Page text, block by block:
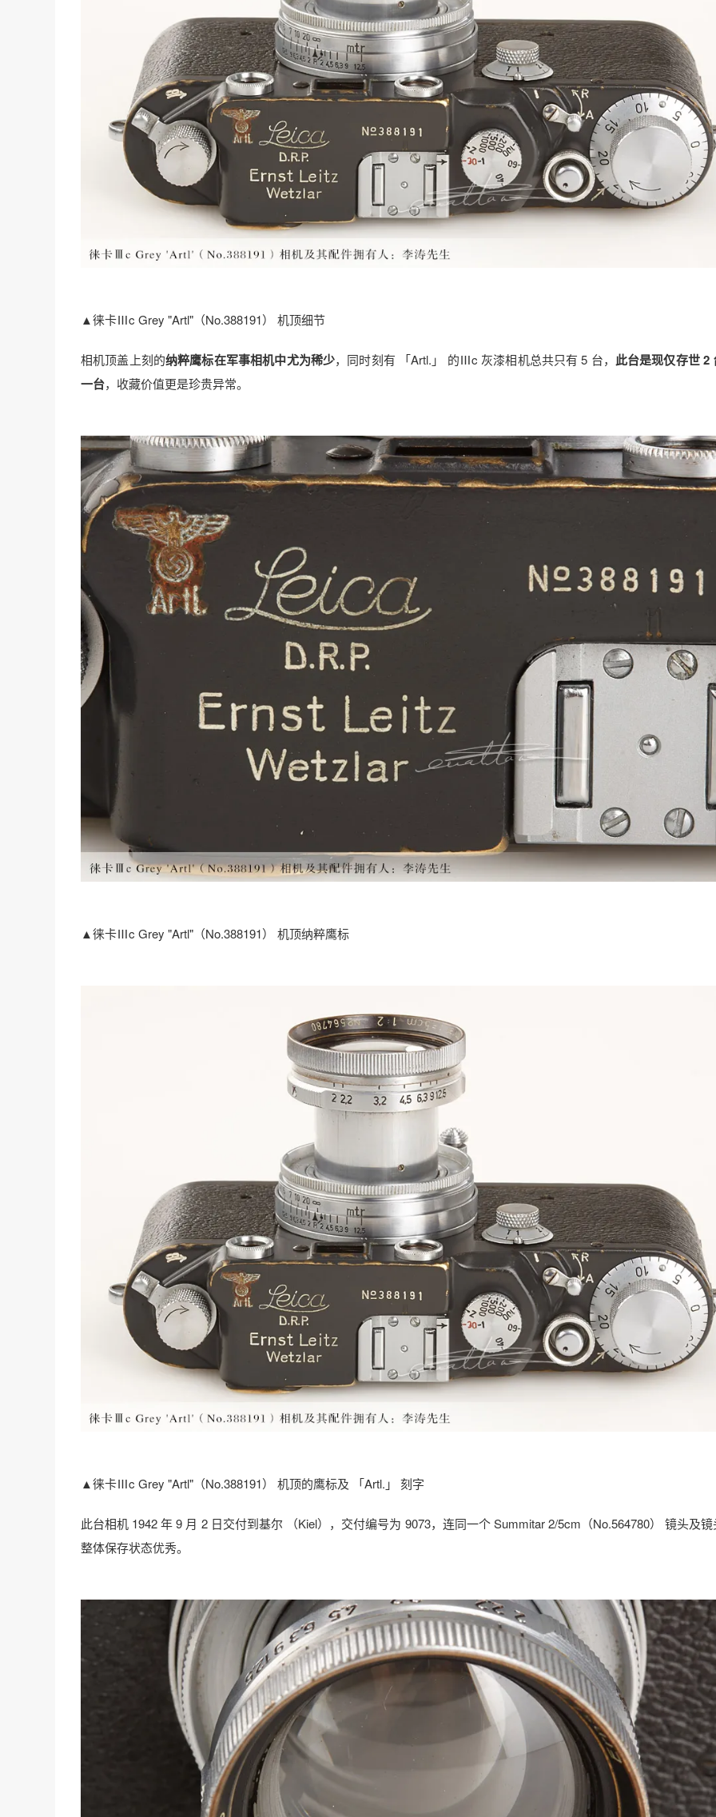
▲徕卡Ⅲc Grey "Artl"（No.388191） 机顶细节
相机顶盖上刻的纳粹鹰标在军事相机中尤为稀少，同时刻有 「Artl.」 的Ⅲc 灰漆相机总共只有 5 台， 此台是现仅存世 2
一台，收藏价值更是珍贵异常。
▲徕卡Ⅲc Grey "Artl"（No.388191） 机顶纳粹鹰标
▲徕卡Ⅲc Grey "Artl"（No.388191） 机顶的鹰标及 「Artl.」 刻字
此台相机 1942 年 9 月 2 日交付到基尔 （Kiel），交付编号为 9073，连同一个 Summitar 2/5cm（No.564780） 镜头及
整体保存状态优秀。